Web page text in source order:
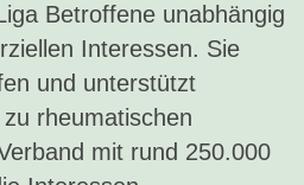
Betroffene unabhängig
Interessen. Sie
und unterstützt
rheumatischen
mit rund 250.000